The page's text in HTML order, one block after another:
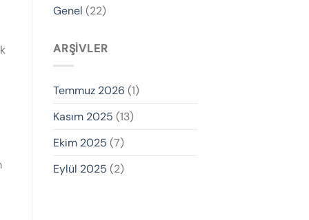
Genel (22)
ARŞIVLER
Temmuz 2026 (1)
Kasım 2025 (13)
Ekim 2025 (7)
Eylül 2025 (2)